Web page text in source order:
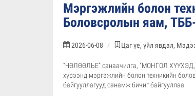
Мэргэжлийн болон
Боловсролын яам,
2026-06-08 Цаг үе, үйл явдал,
“ЧӨЛӨӨЛЬЕ” санаачилга, “МОНГОЛ
хүрээнд мэргэжлийн болон техникийн
байгууллагууд санамж бичиг байгууллаа.